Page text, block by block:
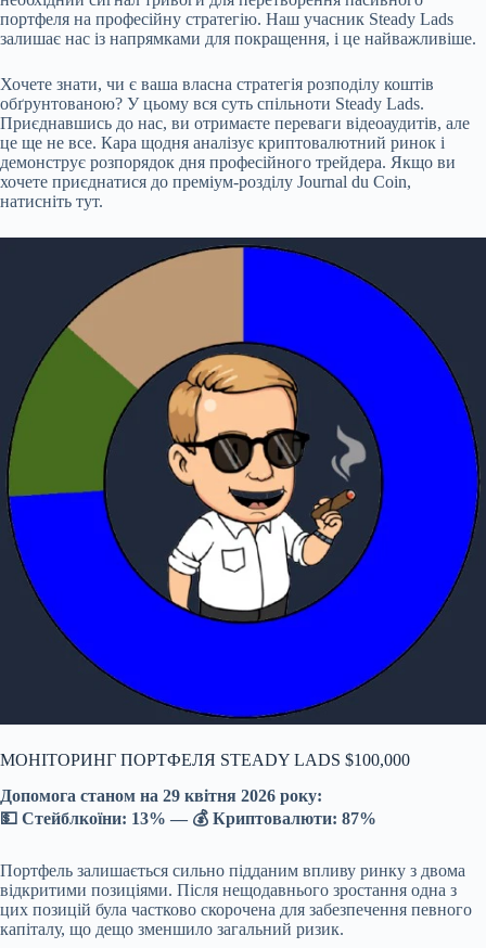
портфеля на професійну стратегію. Наш учасник Steady Lads
залишає нас із напрямками для покращення, і це найважливіше.
Хочете знати, чи є ваша власна стратегія розподілу коштів
обґрунтованою? У цьому вся суть спільноти Steady Lads.
Приєднавшись до нас, ви отримаєте переваги відеоаудитів, але
це ще не все. Кара щодня аналізує криптовалютний ринок і
демонструє розпорядок дня професійного трейдера. Якщо ви
хочете приєднатися до преміум-розділу Journal du Coin,
натисніть тут.
МОНІТОРИНГ ПОРТФЕЛЯ STEADY LADS $100,000
Допомога станом на 29 квітня 2026 року:
💵 Стейблкоїни: 13% — 💰 Криптовалюти: 87%
Портфель залишається сильно підданим впливу ринку з двома
відкритими позиціями. Після нещодавнього зростання одна з
цих позицій була частково скорочена для забезпечення певного
капіталу, що дещо зменшило загальний ризик.